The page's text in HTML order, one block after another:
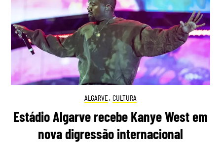
ALGARVE, CULTURA
Estádio Algarve recebe Kanye West em
nova digressão internacional